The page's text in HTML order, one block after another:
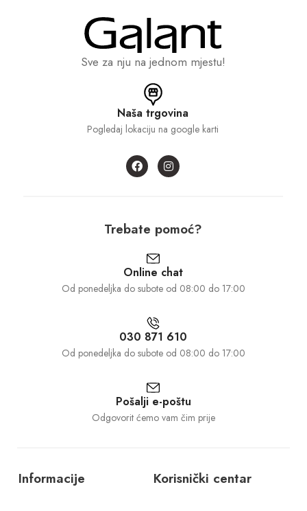
Sve za nju na jednom mjestu!
Naša trgovina
Pogledaj lokaciju na google karti
Trebate pomoć?
Online chat
Od ponedeljka do subote od 08:00 do 17:00
030 871 610
Od ponedeljka do subote od 08:00 do 17:00
Pošalji e-poštu
Odgovorit ćemo vam čim prije
Informacije Korisnički centar